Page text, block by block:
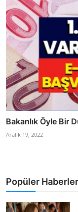
Bakanlık Öyle Bir
Aralık 19, 2022
Popüler Haberler